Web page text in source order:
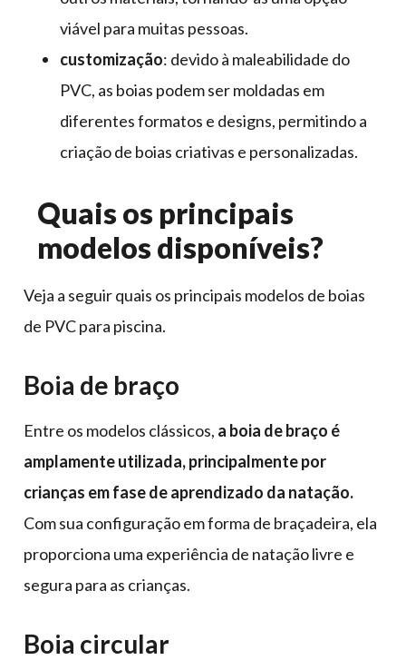
viável para muitas pessoas.
customização: devido à maleabilidade do
PVC, as boias podem ser moldadas em
diferentes formatos e designs, permitindo a
criação de boias criativas e personalizadas.
Quais os principais
modelos disponíveis?
Veja a seguir quais os principais modelos de boias
de PVC para piscina.
Boia de braço
Entre os modelos clássicos, a boia de braço é
amplamente utilizada, principalmente por
crianças em fase de aprendizado da natação.
Com sua configuração em forma de braçadeira, ela
proporciona uma experiência de natação livre e
segura para as crianças.
Boia circular